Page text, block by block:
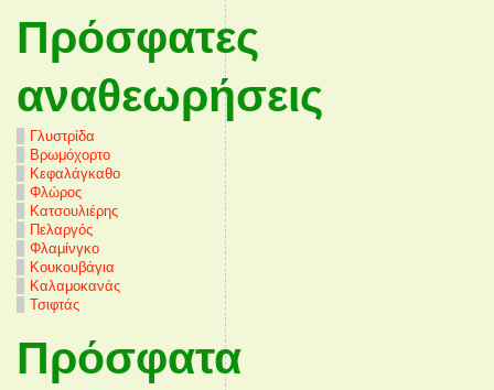
Πρόσφατες
αναθεωρήσεις
Γλυστρίδα
Βρωμόχορτο
Κεφαλάγκαθο
Φλώρος
Κατσουλιέρης
Πελαργός
Φλαμίνγκο
Κουκουβάγια
Καλαμοκανάς
Τσιφτάς
Πρόσφατα